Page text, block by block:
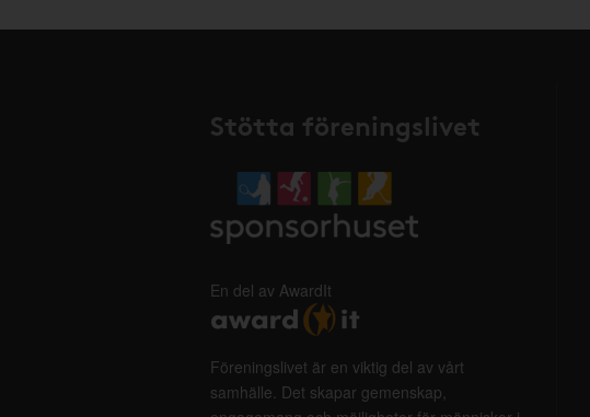
Stötta föreningslivet
En del av AwardIt
Föreningslivet är en viktig del av vårt
samhälle. Det skapar gemenskap,